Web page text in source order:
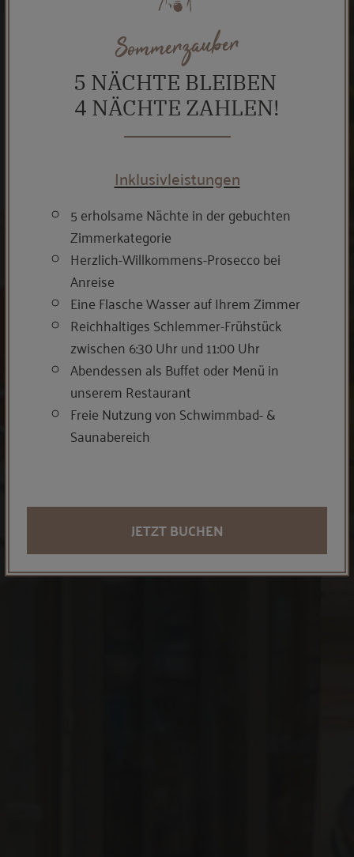
Sommerzauber
5 NÄCHTE BLEIBEN
4 NÄCHTE ZAHLEN!
Inklusivleistungen
5 erholsame Nächte in der gebuchten
Zimmerkategorie
Herzlich-Willkommens-Prosecco bei
Anreise
Eine Flasche Wasser auf Ihrem Zimmer
Reichhaltiges Schlemmer-Frühstück
zwischen 6:30 Uhr und 11:00 Uhr
Abendessen als Buffet oder Menü in
unserem Restaurant
Freie Nutzung von Schwimmbad- &
Saunabereich
JETZT BUCHEN